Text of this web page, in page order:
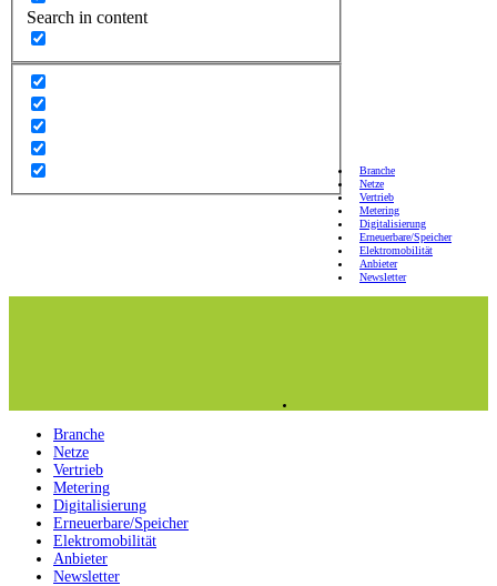
Search in content
Branche
Netze
Vertrieb
Metering
Digitalisierung
Erneuerbare/Speicher
Elektromobilität
Anbieter
Newsletter
Branche
Netze
Vertrieb
Metering
Digitalisierung
Erneuerbare/Speicher
Elektromobilität
Anbieter
Newsletter